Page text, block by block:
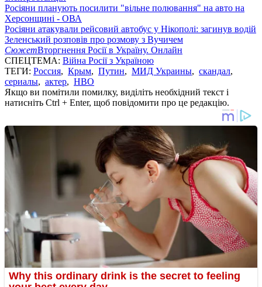
Росіяни планують посилити "вільне полювання" на авто на
Херсонщині - ОВА
Росіяни атакували рейсовий автобус у Нікополі: загинув водій
Зеленський розповів про розмову з Вучичем
СюжетВторгнення Росії в Україну. Онлайн
СПЕЦТЕМА: Війна Росії з Україною
ТЕГИ: Россия, Крым, Путин, МИД Украины, скандал,
сериалы, актер, HBO
Якщо ви помітили помилку, виділіть необхідний текст і
натисніть Ctrl + Enter, щоб повідомити про це редакцію.